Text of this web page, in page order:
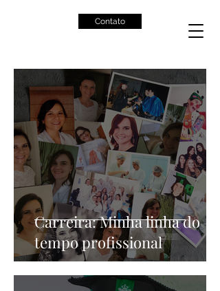
Contato
Carreira: Minha linha do
tempo profissional